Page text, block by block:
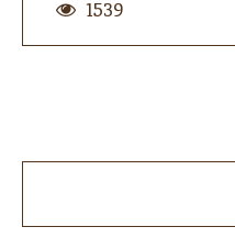
1539